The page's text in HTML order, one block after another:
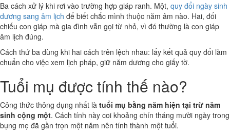
Ba cách xử lý khi rơi vào trường hợp giáp ranh. Một, quy đổi ngày sinh
dương sang âm lịch để biết chắc mình thuộc năm âm nào. Hai, đối
chiếu con giáp mà gia đình vẫn gọi từ nhỏ, vì đó thường là con giáp
âm lịch đúng.
Cách thứ ba dùng khi hai cách trên lệch nhau: lấy kết quả quy đổi làm
chuẩn cho việc xem lịch pháp, giữ năm dương cho giấy tờ.
Tuổi mụ được tính thế nào?
Công thức thông dụng nhất là tuổi mụ bằng năm hiện tại trừ năm
sinh cộng một. Cách tính này coi khoảng chín tháng mười ngày trong
bụng mẹ đã gần trọn một năm nên tính thành một tuổi.